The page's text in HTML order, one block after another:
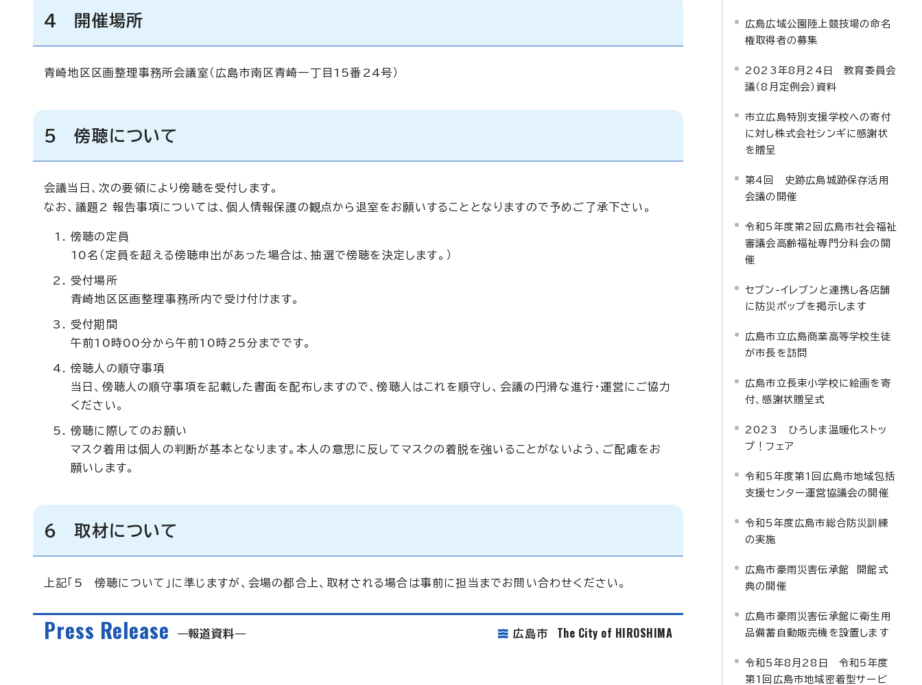
4 開催場所
青崎地区区画整理事務所会議室（広島市南区青崎一丁目15番24号）
5 傍聴について
会議当日、次の要領により傍聴を受付します。
なお、議題2 報告事項については、個人情報保護の観点から退室をお願いすることとなりますので予めご了承下さい。
傍聴の定員
10名（定員を超える傍聴申出があった場合は、抽選で傍聴を決定します。）
受付場所
青崎地区区画整理事務所内で受け付けます。
受付期間
午前10時00分から午前10時25分までです。
傍聴人の順守事項
当日、傍聴人の順守事項を記載した書面を配布しますので、傍聴人はこれを順守し、会議の円滑な進行・運営にご協力
ください。
傍聴に際してのお願い
マスク着用は個人の判断が基本となります。本人の意思に反してマスクの着脱を強いることがないよう、ご配慮をお
願いします。
6 取材について
上記「5 傍聴について」に準じますが、会場の都合上、取材される場合は事前に担当までお問い合わせください。
Press Release 報道資料 広島市 The City of HIROSHIMA
広島広域公園陸上競技場の命名
権取得者の募集
2023年8月24日 教育委員会
議（8月定例会）資料
市立広島特別支援学校への寄付
に対し株式会社シンギに感謝状
を贈呈
第4回 史跡広島城跡保存活用
会議の開催
令和5年度第2回広島市社会福祉
審議会高齢福祉専門分科会の開
催
セブン-イレブンと連携し各店舗
に防災ポップを掲示します
広島市立広島商業高等学校生徒
が市長を訪問
広島市立長束小学校に絵画を寄
付、感謝状贈呈式
2023 ひろしま温暖化ストッ
プ！フェア
令和5年度第1回広島市地域包括
支援センター運営協議会の開催
令和5年度広島市総合防災訓練
の実施
広島市豪雨災害伝承館 開館式
典の開催
広島市豪雨災害伝承館に衛生用
品備蓄自動販売機を設置します
令和5年8月28日 令和5年度
第1回広島市地域密着型サービ